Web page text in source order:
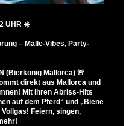
UHR ☀️
– Malle-Vibes, Party-
(Bierkönig Mallorca) 🚨
direkt aus Mallorca und
Mit ihren Abriss-Hits
auf dem Pferd“ und „Biene
Feiern, singen,